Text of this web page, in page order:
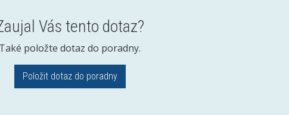
Vás tento dotaz?
Také položte dotaz do poradny.
Položit dotaz do poradny